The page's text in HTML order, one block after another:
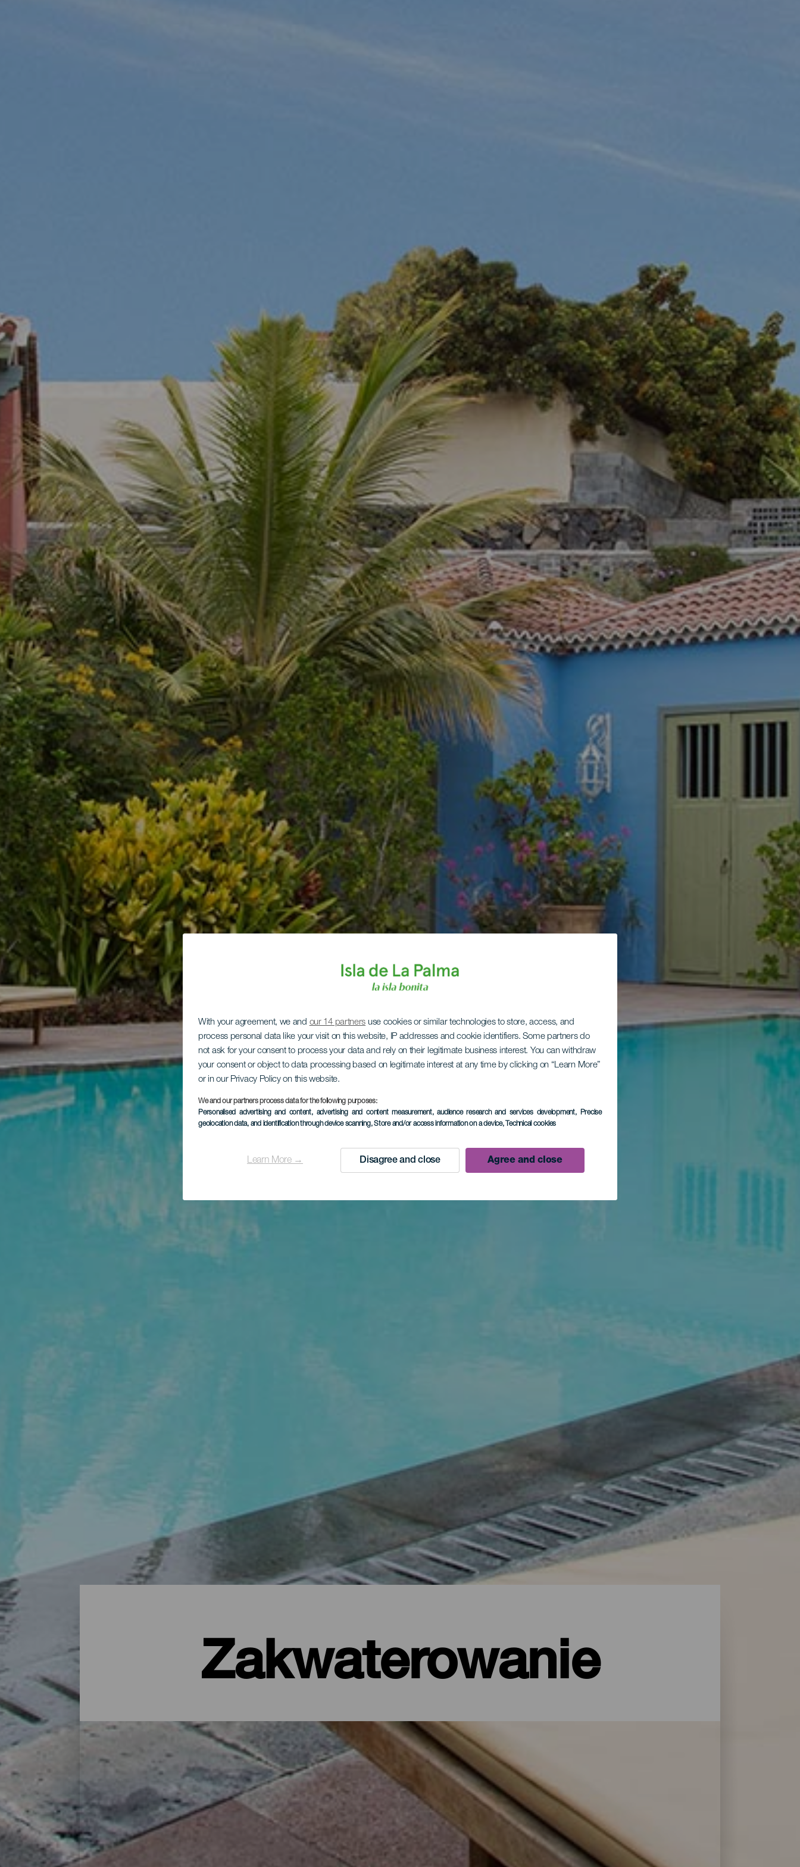
With your agreement, we and our 14 partners use cookies or similar technologies to store, access, and
process personal data like your visit on this website, IP addresses and cookie identifiers. Some partners do
not ask for your consent to process your data and rely on their legitimate business interest. You can withdraw
your consent or object to data processing based on legitimate interest at any time by clicking on “Learn More”
or in our Privacy Policy on this website.
We and our partners process data for the following purposes:
Personalised advertising and content, advertising and content measurement, audience research and services development, Precise
geolocation data, and identification through device scanning, Store and/or access information on a device, Technical cookies
Learn More → Disagree and close Agree and close
Zakwaterowanie
Noclegi na La Palmie – hotele, apartamenty…
Wiejski domek na łonie natury, apartament nad samym morzem, czy też malowniczy hotel otoczony dziką przyrodą i z wszelkimi usługami i
udogodnieniami – licząca nieco ponad 700 km² La Palma oferuje rozmaite opcje wypoczynku dla każdego turysty. Znajdź idealne rozwiązanie, aby
naładować baterie po całym dniu zwiedzania wyspy lub by oderwać się od codzienności na kilka dni, korzystając z naszej listy najlepszych obiektów